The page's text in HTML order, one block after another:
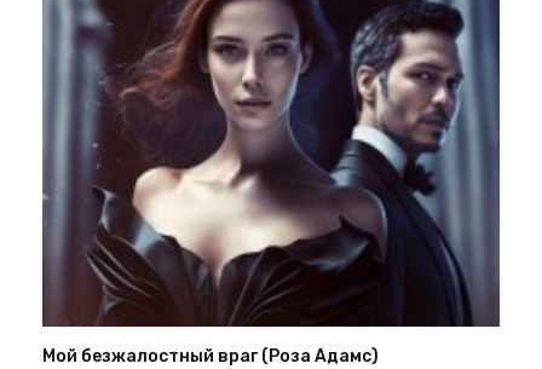
Мой безжалостный враг (Роза Адамс)